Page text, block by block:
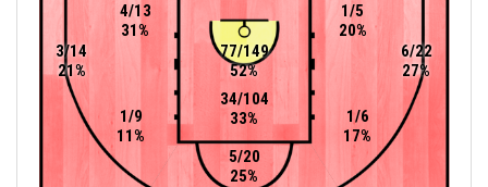
5/20
25%
1/9
11%
4/13
31%
1/6
17%
1/5
20%
34/104
33%
77/149
52%
3/14
21%
6/22
27%